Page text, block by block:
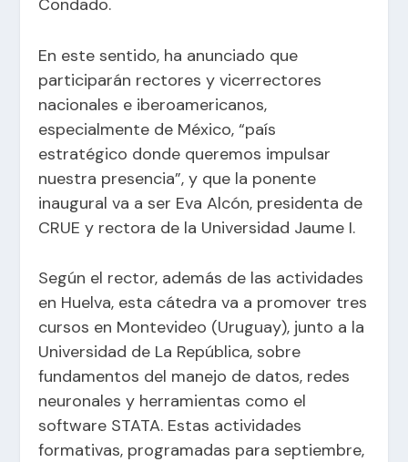
En este sentido, ha anunciado que
participarán rectores y vicerrectores
nacionales e iberoamericanos,
especialmente de México, “país
estratégico donde queremos impulsar
nuestra presencia”, y que la ponente
inaugural va a ser Eva Alcón, presidenta de
CRUE y rectora de la Universidad Jaume I.
Según el rector, además de las actividades
en Huelva, esta cátedra va a promover tres
cursos en Montevideo (Uruguay), junto a la
Universidad de La República, sobre
fundamentos del manejo de datos, redes
neuronales y herramientas como el
software STATA. Estas actividades
formativas, programadas para septiembre,